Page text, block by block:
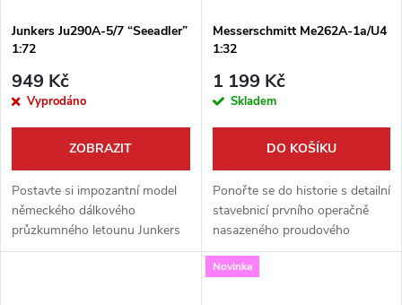
Junkers Ju290A-5/7 “Seeadler”
1:72
949 Kč
Vyprodáno
ZOBRAZIT
Postavte si impozantní model
německého dálkového
průzkumného letounu Junkers
Ju 290A-5/7 "Seeadler". Tato
Messerschmitt Me262A-1a/U4
1:32
1 199 Kč
Skladem
DO KOŠÍKU
Ponořte se do historie s detailní
stavebnicí prvního operačně
nasazeného proudového
stíhacího letounu,
Messerschmitt Me 262 A-
Novinka